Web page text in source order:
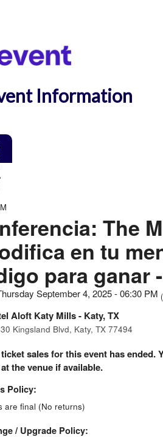
Information
The
en tu
para ganar
September 4, 2025 - 06:30 PM
Aloft Katy Mills- Katy, TX
Kingsland Blvd, Katy, TX 77494
sales for this event has ended.
the venue if available.
Policy:
are final (No returns)
/ Upgrade Policy: